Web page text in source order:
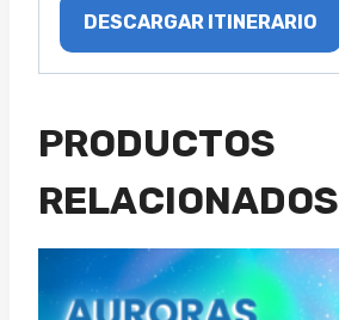
DESCARGAR ITINERARIO
PRODUCTOS
RELACIONADOS